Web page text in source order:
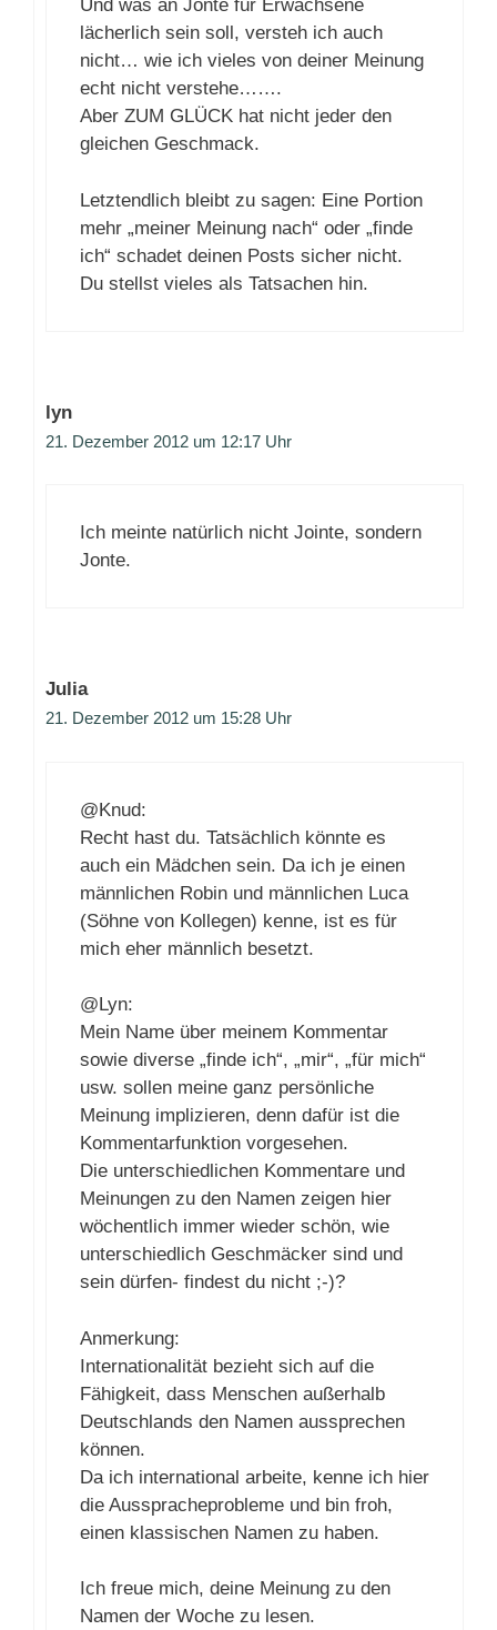
Und was an Jonte für Erwachsene
lächerlich sein soll, versteh ich auch
nicht… wie ich vieles von deiner Meinung
echt nicht verstehe…….
Aber ZUM GLÜCK hat nicht jeder den
gleichen Geschmack.
Letztendlich bleibt zu sagen: Eine Portion
mehr „meiner Meinung nach“ oder „finde
ich“ schadet deinen Posts sicher nicht.
Du stellst vieles als Tatsachen hin.
lyn
21. Dezember 2012 um 12:17 Uhr
Ich meinte natürlich nicht Jointe, sondern
Jonte.
Julia
21. Dezember 2012 um 15:28 Uhr
@Knud:
Recht hast du. Tatsächlich könnte es
auch ein Mädchen sein. Da ich je einen
männlichen Robin und männlichen Luca
(Söhne von Kollegen) kenne, ist es für
mich eher männlich besetzt.
@Lyn:
Mein Name über meinem Kommentar
sowie diverse „finde ich“, „mir“, „für mich“
usw. sollen meine ganz persönliche
Meinung implizieren, denn dafür ist die
Kommentarfunktion vorgesehen.
Die unterschiedlichen Kommentare und
Meinungen zu den Namen zeigen hier
wöchentlich immer wieder schön, wie
unterschiedlich Geschmäcker sind und
sein dürfen- findest du nicht ;-)?
Anmerkung:
Internationalität bezieht sich auf die
Fähigkeit, dass Menschen außerhalb
Deutschlands den Namen aussprechen
können.
Da ich international arbeite, kenne ich hier
die Ausspracheprobleme und bin froh,
einen klassischen Namen zu haben.
Ich freue mich, deine Meinung zu den
Namen der Woche zu lesen.